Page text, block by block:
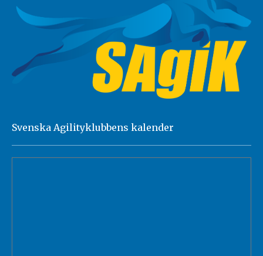
Svenska Agilityklubbens kalender